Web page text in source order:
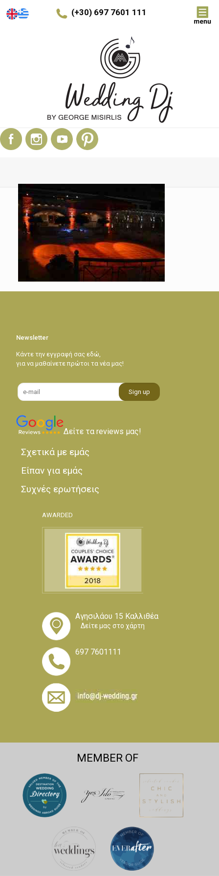
(+30) 697 7601 111
Newsletter
Κάντε την εγγραφή σας εδώ,
για να μαθαίνετε πρώτοι τα νέα μας!
Δείτε τα reviews μας!
Σχετικά με εμάς
Είπαν για εμάς
Συχνές ερωτήσεις
AWARDED
Αγησιλάου 15 Καλλιθέα
Δείτε μας στο χάρτη
697 7601111
MEMBER OF